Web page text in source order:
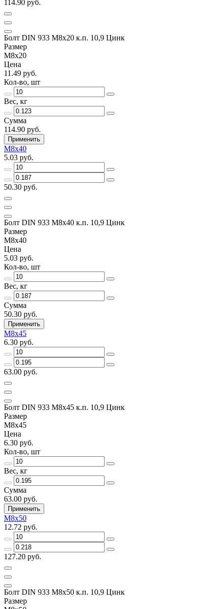
114.90 руб.
Болт DIN 933 М8х20 к.п. 10,9 Цинк
Размер
М8х20
Цена
11.49 руб.
Кол-во, шт
Вес, кг
Сумма
114.90 руб.
Применить
М8х40
5.03 руб.
50.30 руб.
Болт DIN 933 М8х40 к.п. 10,9 Цинк
Размер
М8х40
Цена
5.03 руб.
Кол-во, шт
Вес, кг
Сумма
50.30 руб.
Применить
М8х45
6.30 руб.
63.00 руб.
Болт DIN 933 М8х45 к.п. 10,9 Цинк
Размер
М8х45
Цена
6.30 руб.
Кол-во, шт
Вес, кг
Сумма
63.00 руб.
Применить
М8х50
12.72 руб.
127.20 руб.
Болт DIN 933 М8х50 к.п. 10,9 Цинк
Размер